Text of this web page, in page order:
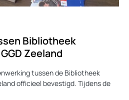
Bibliotheek
Zeeland
tussen de Bibliotheek
officieel bevestigd. Tijdens de